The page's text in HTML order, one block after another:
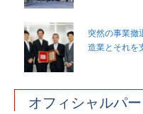
突然の事業撤
造業とそれを
オフィシャルパ